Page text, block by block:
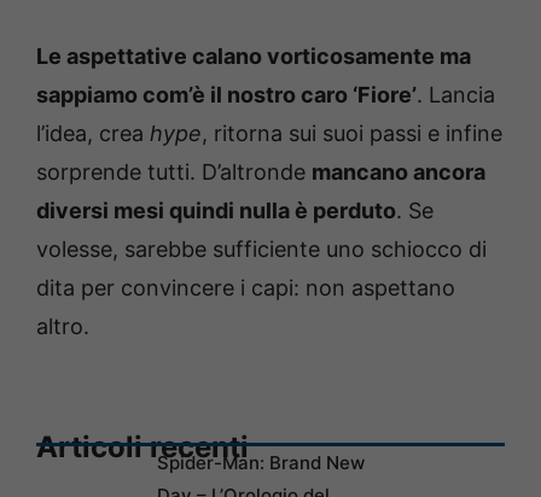
Le aspettative calano vorticosamente ma
sappiamo com’è il nostro caro ‘Fiore’. Lancia
l’idea, crea hype, ritorna sui suoi passi e infine
sorprende tutti. D’altronde mancano ancora
diversi mesi quindi nulla è perduto. Se
volesse, sarebbe sufficiente uno schiocco di
dita per convincere i capi: non aspettano
altro.
Articoli recentiSpider-Man: Brand New